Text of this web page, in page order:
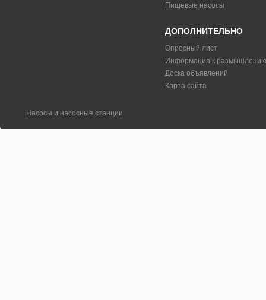
Пищевые насосы
ДОПОЛНИТЕЛЬНО
Опросный лист
Информация к размышлению
Доска объявлений
Карта сайта
Насосы и насосные станции